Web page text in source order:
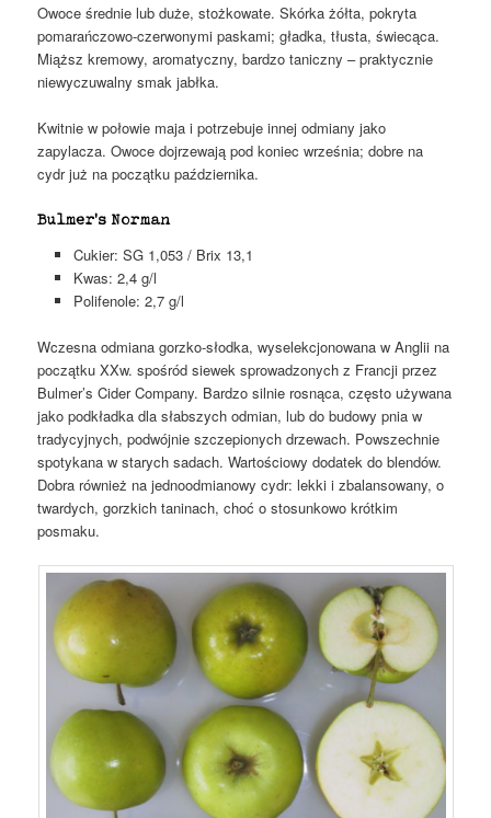
Owoce średnie lub duże, stożkowate. Skórka żółta, pokryta
pomarańczowo-czerwonymi paskami; gładka, tłusta, świecąca.
Miąższ kremowy, aromatyczny, bardzo taniczny – praktycznie
niewyczuwalny smak jabłka.
Kwitnie w połowie maja i potrzebuje innej odmiany jako
zapylacza. Owoce dojrzewają pod koniec września; dobre na
cydr już na początku października.
Bulmer’s Norman
Cukier: SG 1,053 / Brix 13,1
Kwas: 2,4 g/l
Polifenole: 2,7 g/l
Wczesna odmiana gorzko-słodka, wyselekcjonowana w Anglii na
początku XXw. spośród siewek sprowadzonych z Francji przez
Bulmer’s Cider Company. Bardzo silnie rosnąca, często używana
jako podkładka dla słabszych odmian, lub do budowy pnia w
tradycyjnych, podwójnie szczepionych drzewach. Powszechnie
spotykana w starych sadach. Wartościowy dodatek do blendów.
Dobra również na jednoodmianowy cydr: lekki i zbalansowany, o
twardych, gorzkich taninach, choć o stosunkowo krótkim
posmaku.